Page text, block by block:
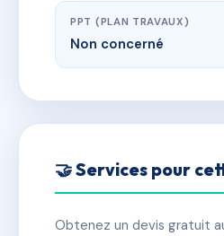
PPT (PLAN TRAVAUX)
Non concerné
🤝 Services pour
Obtenez un devis gratuit